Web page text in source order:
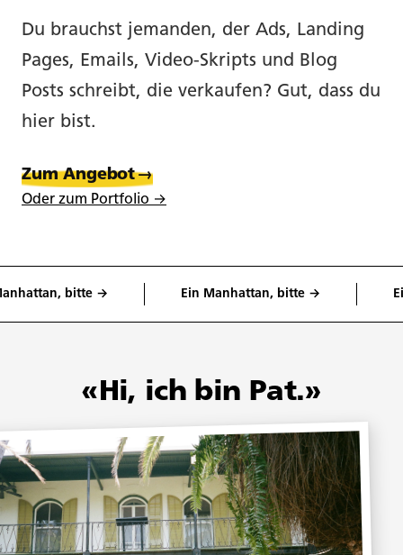
Du brauchst jemanden, der Ads, Landing
Pages, Emails, Video-Skripts und Blog
Posts schreibt, die verkaufen? Gut, dass du
hier bist.
Zum Angebot→
Oder zum Portfolio →
bitte → Ein Manhattan, bitte → Ein
«Hi, ich bin Pat.»